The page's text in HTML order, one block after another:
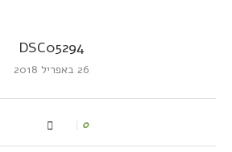
DSC05294
26 באפריל 2018
0